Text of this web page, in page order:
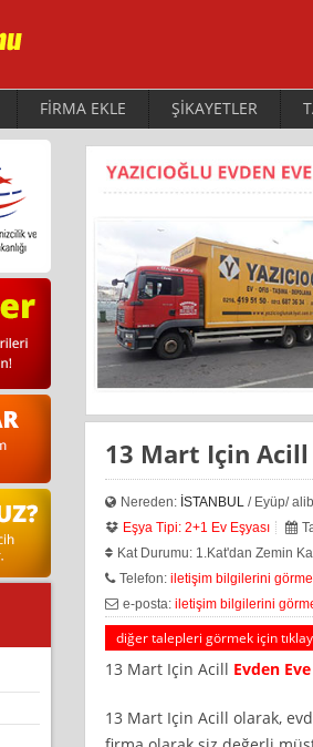
FİRMA EKLE ŞİKAYETLER
13 Mart Için Acill
Nereden: İSTANBUL/ Eyüp/
Eşya Tipi: 2+1 Ev Eşyası
Kat Durumu: 1.Kat'dan Zemin
Telefon: iletişim bilgilerini
e-posta: iletişim bilgilerini
diğer talepleri görmek için
13 Mart Için Acill Evden
13 Mart Için Acill olarak,